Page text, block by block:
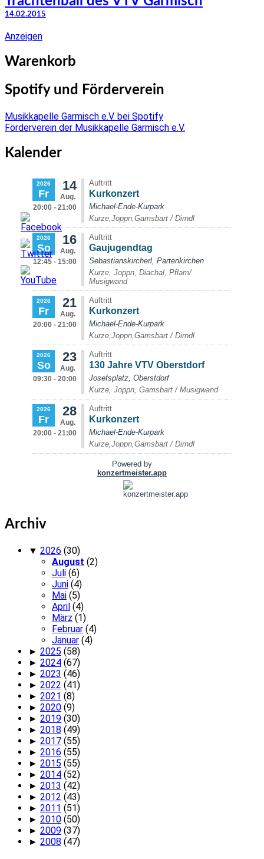
14.02.2015
Anzeigen
Warenkorb
Spotify und Förderverein
Musikkapelle Garmisch e.V. bei Spotify
Förderverein der Musikkapelle Garmisch e.V.
Kalender
Archiv
▼ 2026 (30)
August (2)
Juli (6)
Juni (4)
Mai (5)
April (4)
März (1)
Februar (4)
Januar (4)
► 2025 (58)
► 2024 (67)
► 2023 (46)
► 2022 (41)
► 2021 (8)
► 2020 (9)
► 2019 (30)
► 2018 (49)
► 2017 (55)
► 2016 (55)
► 2015 (55)
► 2014 (52)
► 2013 (42)
► 2012 (43)
► 2011 (51)
► 2010 (50)
► 2009 (37)
► 2008 (47)